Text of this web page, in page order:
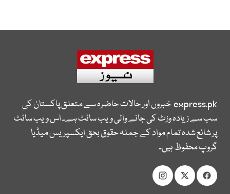
express.pkخبروں اور حالات حاضرہ سے متعلق پاکستان کی
سب سے زیادہ وزٹ کی جانے والی ویب سائٹ ہے۔ اس ویب سائٹ
پر شائع شدہ تمام مواد کے جملہ حقوق بحق ایکسپریس میڈیا
گروپ محفوظ ہیں۔